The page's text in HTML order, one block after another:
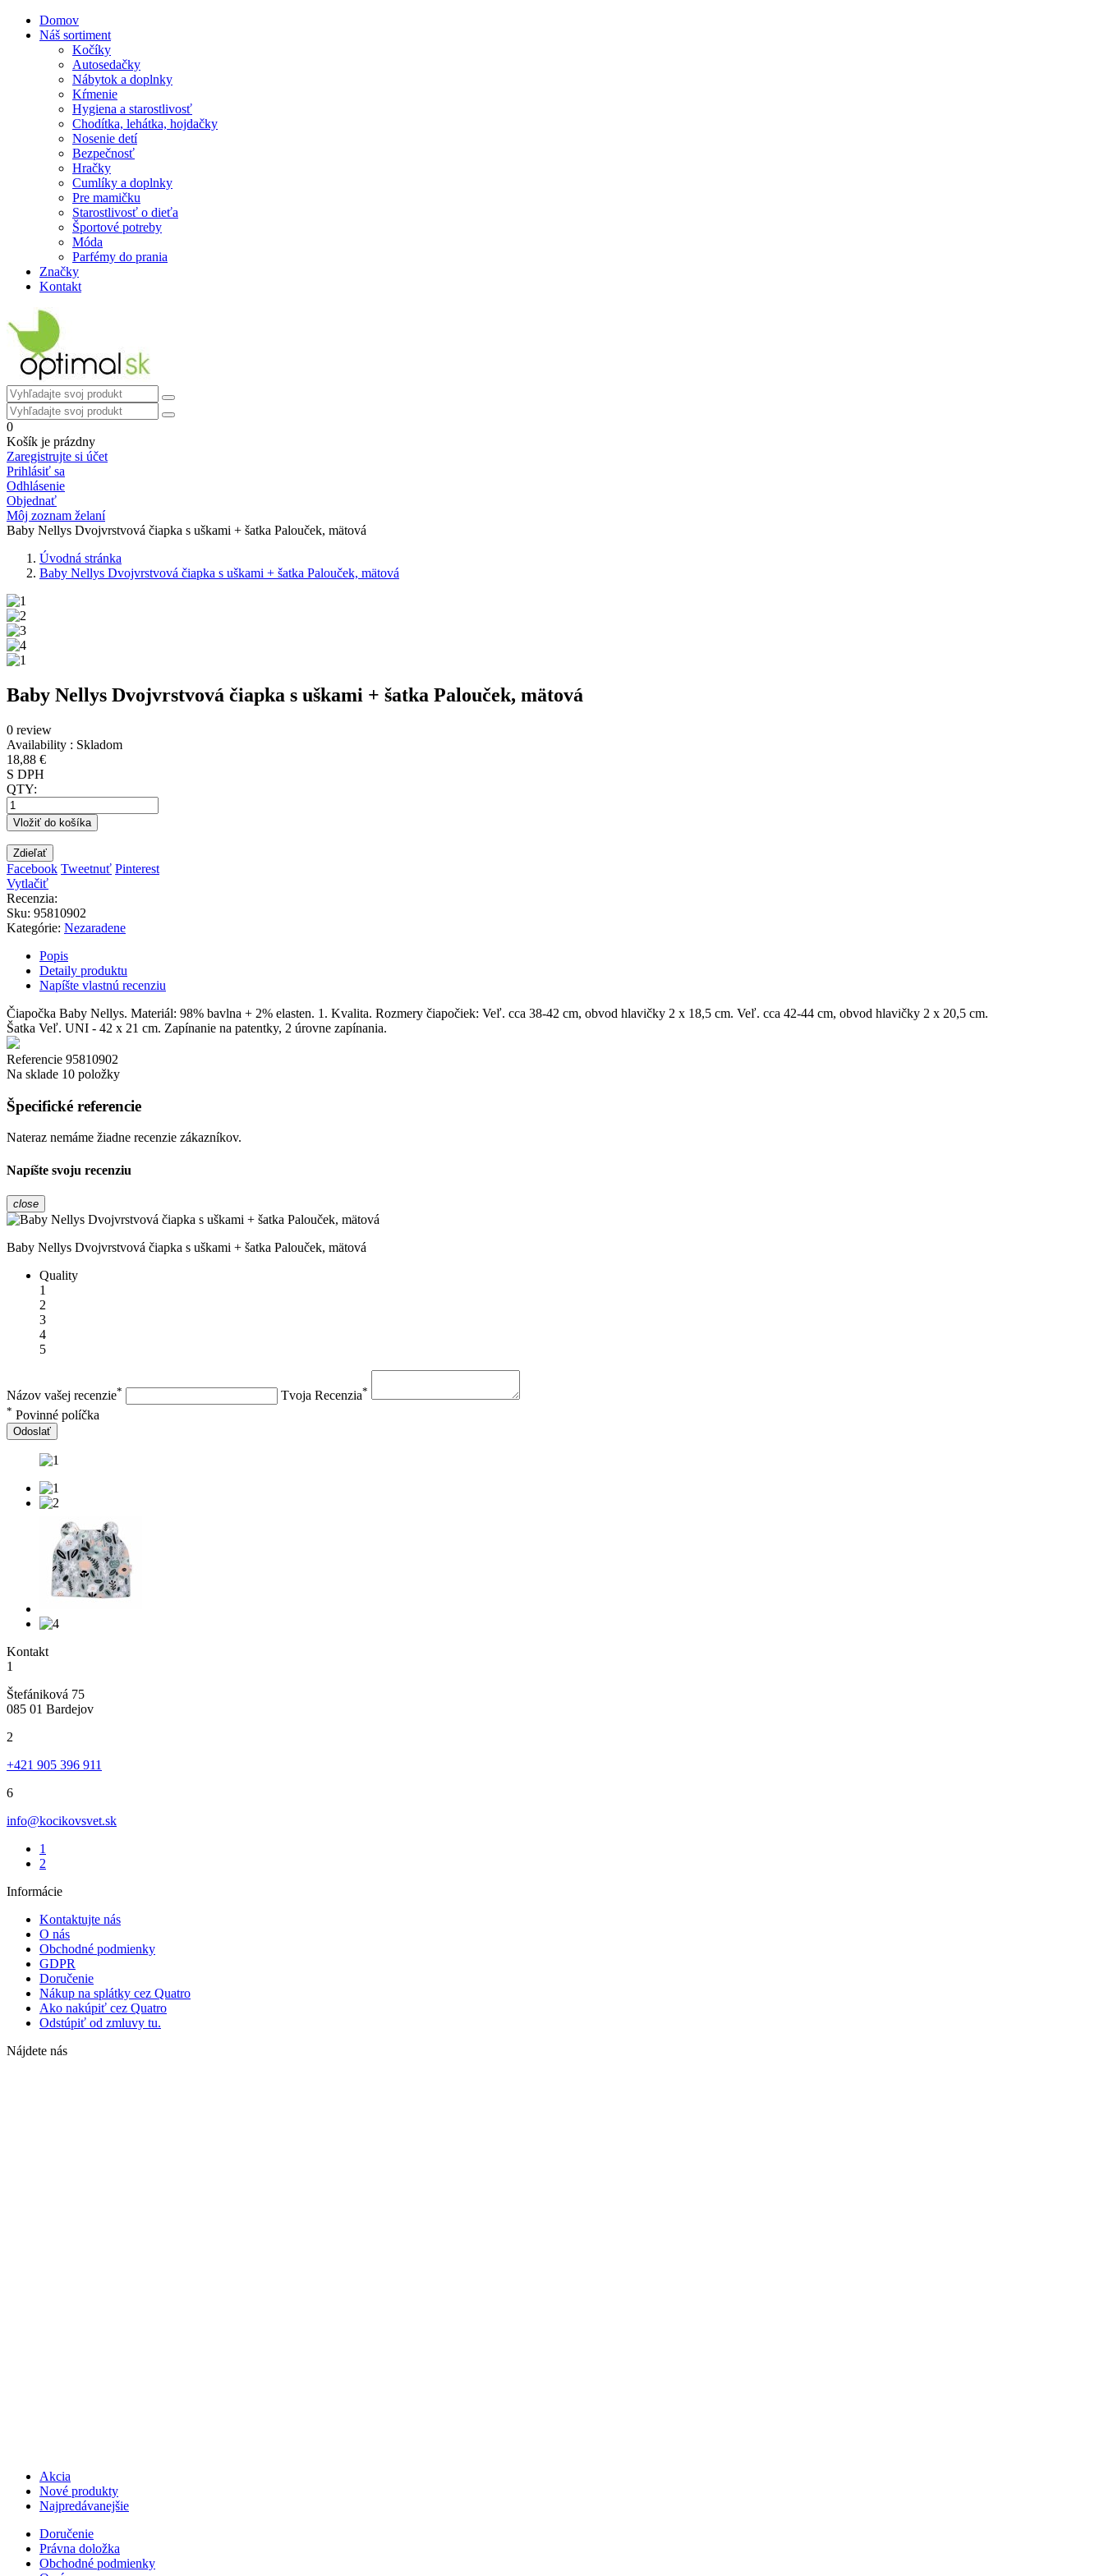
Domov
Náš sortiment
Kočíky
Autosedačky
Nábytok a doplnky
Kŕmenie
Hygiena a starostlivosť
Chodítka, lehátka, hojdačky
Nosenie detí
Bezpečnosť
Hračky
Cumlíky a doplnky
Pre mamičku
Starostlivosť o dieťa
Športové potreby
Móda
Parfémy do prania
Značky
Kontakt
0
Košík je prázdny
Zaregistrujte si účet
Prihlásiť sa
Odhlásenie
Objednať
Môj zoznam želaní
Baby Nellys Dvojvrstvová čiapka s uškami + šatka Palouček, mätová
Úvodná stránka
Baby Nellys Dvojvrstvová čiapka s uškami + šatka Palouček, mätová
Baby Nellys Dvojvrstvová čiapka s uškami + šatka Palouček, mätová
0 review
Availability : Skladom
18,88 €
S DPH
QTY:
Vložiť do košíka
Zdieľať
Facebook Tweetnuť Pinterest
Vytlačiť
Recenzia:
Sku: 95810902
Kategórie: Nezaradene
Popis
Detaily produktu
Napíšte vlastnú recenziu
Čiapočka Baby Nellys. Materiál: 98% bavlna + 2% elasten. 1. Kvalita. Rozmery čiapočiek: Veľ. cca 38-42 cm, obvod hlavičky 2 x 18,5 cm. Veľ. cca 42-44 cm, obvod hlavičky 2 x 20,5 cm.
Šatka Veľ. UNI - 42 x 21 cm. Zapínanie na patentky, 2 úrovne zapínania.
Referencie 95810902
Na sklade 10 položky
Špecifické referencie
Nateraz nemáme žiadne recenzie zákazníkov.
Napíšte svoju recenziu
close
Baby Nellys Dvojvrstvová čiapka s uškami + šatka Palouček, mätová
Quality
1
2
3
4
5
Názov vašej recenzie* Tvoja Recenzia*
* Povinné políčka
Odoslať
Kontakt
1
Štefániková 75
085 01 Bardejov
2
+421 905 396 911
6
info@kocikovsvet.sk
1
2
Informácie
Kontaktujte nás
O nás
Obchodné podmienky
GDPR
Doručenie
Nákup na splátky cez Quatro
Ako nakúpiť cez Quatro
Odstúpiť od zmluvy tu.
Nájdete nás
Akcia
Nové produkty
Najpredávanejšie
Doručenie
Právna doložka
Obchodné podmienky